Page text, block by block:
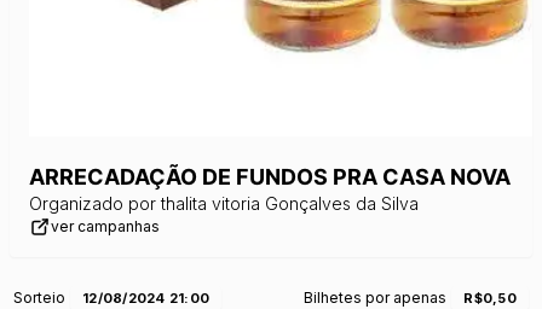
ARRECADAÇÃO DE FUNDOS PRA CASA NOVA
Organizado por thalita vitoria Gonçalves da Silva
ver campanhas
Sorteio 12/08/2024 21:00 Bilhetes por apenas R$0,50